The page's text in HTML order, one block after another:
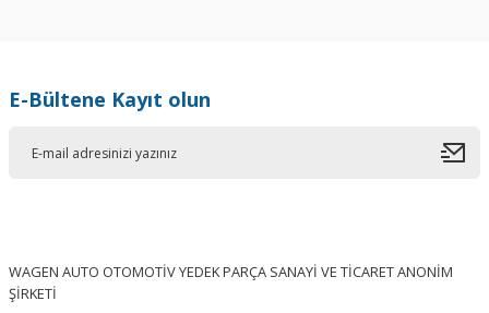
E-Bültene Kayıt olun
WAGEN AUTO OTOMOTİV YEDEK PARÇA SANAYİ VE TİCARET ANONİM
ŞİRKETİ